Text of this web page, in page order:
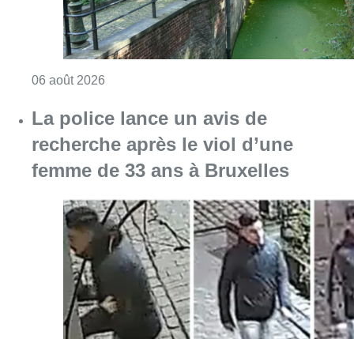
06 août 2026
La police lance un avis de
recherche après le viol d’une
femme de 33 ans à Bruxelles